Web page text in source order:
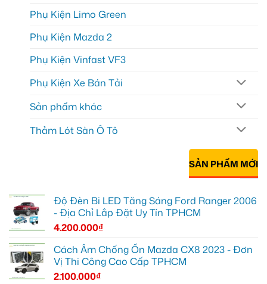
Phụ Kiện Limo Green
Phụ Kiện Mazda 2
Phụ Kiện Vinfast VF3
Phụ Kiện Xe Bán Tải
Sản phẩm khác
Thảm Lót Sàn Ô Tô
SẢN PHẨM MỚI
Độ Đèn Bi LED Tăng Sáng Ford Ranger 2006
- Địa Chỉ Lắp Đặt Uy Tín TPHCM
4.200.000₫
Cách Âm Chống Ồn Mazda CX8 2023 - Đơn
Vị Thi Công Cao Cấp TPHCM
2.100.000₫